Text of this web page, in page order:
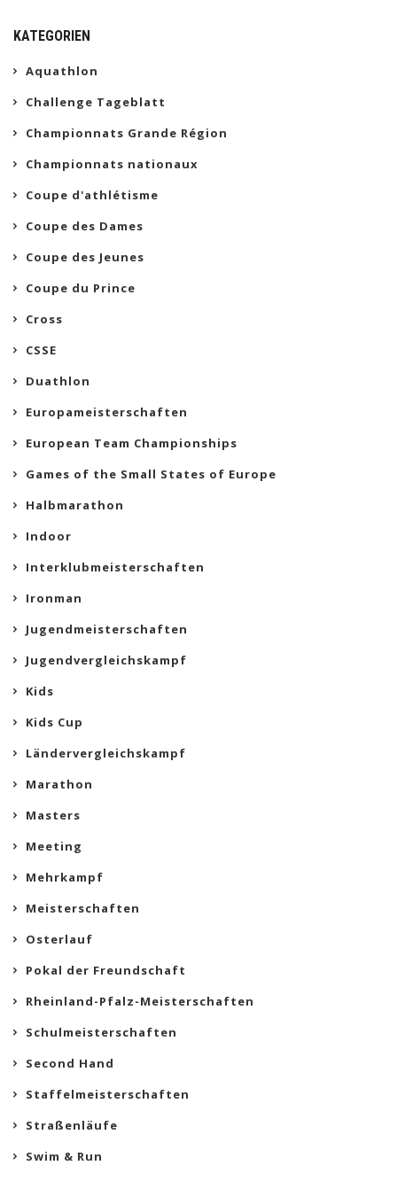
KATEGORIEN
Aquathlon
Challenge Tageblatt
Championnats Grande Région
Championnats nationaux
Coupe d'athlétisme
Coupe des Dames
Coupe des Jeunes
Coupe du Prince
Cross
CSSE
Duathlon
Europameisterschaften
European Team Championships
Games of the Small States of Europe
Halbmarathon
Indoor
Interklubmeisterschaften
Ironman
Jugendmeisterschaften
Jugendvergleichskampf
Kids
Kids Cup
Ländervergleichskampf
Marathon
Masters
Meeting
Mehrkampf
Meisterschaften
Osterlauf
Pokal der Freundschaft
Rheinland-Pfalz-Meisterschaften
Schulmeisterschaften
Second Hand
Staffelmeisterschaften
Straßenläufe
Swim & Run